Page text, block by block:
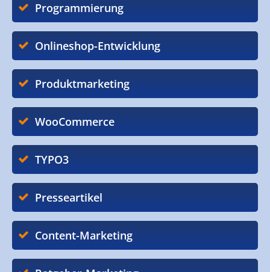
Programmierung
Onlineshop-Entwicklung
Produktmarketing
WooCommerce
TYPO3
Presseartikel
Content-Marketing